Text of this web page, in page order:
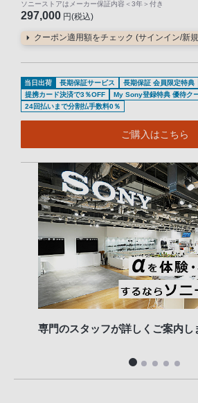
ソニーストアはメーカー保証内容 ＜3年＞ 付き
297,000 円(税込)
クーポン適用額をチェック (サインイン/新
当日出荷 長期保証サービス 長期保証 会員限定特典
提携カード決済で3％OFF
My Sony登録特典 優待ク
24回払いまで分割払手数料0％
ご購入はこちら
専門のスタッフが詳しくご案内し